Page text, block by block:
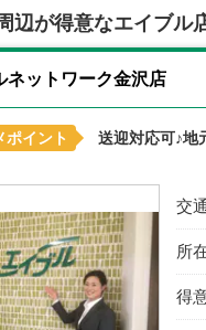
辺が得意なエイブル
ネットワーク金沢店
ポイント 送迎対応可♪地
交通
所
得